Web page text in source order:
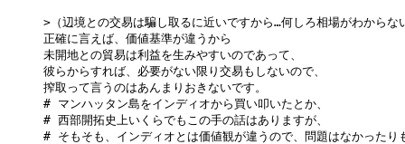
>（辺境との交易は騙し取るに近いですから…何しろ相場がわからな
正確に言えば、価値基準が違うから
未開地との貿易は利益を生みやすいのであって、
彼らからすれば、必要がない限り交易もしないので、
搾取って言うのはあんまりおきないです。
# マンハッタン島をインディオから買い叩いたとか、
# 西部開拓史上いくらでもこの手の話はありますが、
# そもそも、インディオとは価値観が違うので、問題はなかったり